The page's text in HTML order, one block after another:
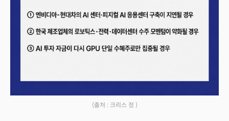
(출처 : 크리스 정 )